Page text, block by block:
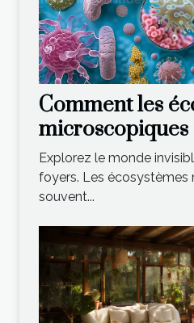
Comment les
ils notre
domestique ?
Explorez le monde
foyers. Les écosystèmes
souvent...